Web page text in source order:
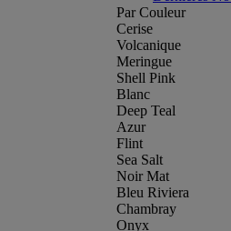
Par Couleur
Cerise
Volcanique
Meringue
Shell Pink
Blanc
Deep Teal
Azur
Flint
Sea Salt
Noir Mat
Bleu Riviera
Chambray
Onyx